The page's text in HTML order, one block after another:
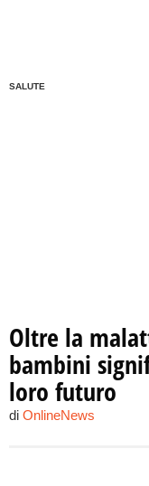
SALUTE
Oltre la
bambini
loro futuro
di OnlineNews